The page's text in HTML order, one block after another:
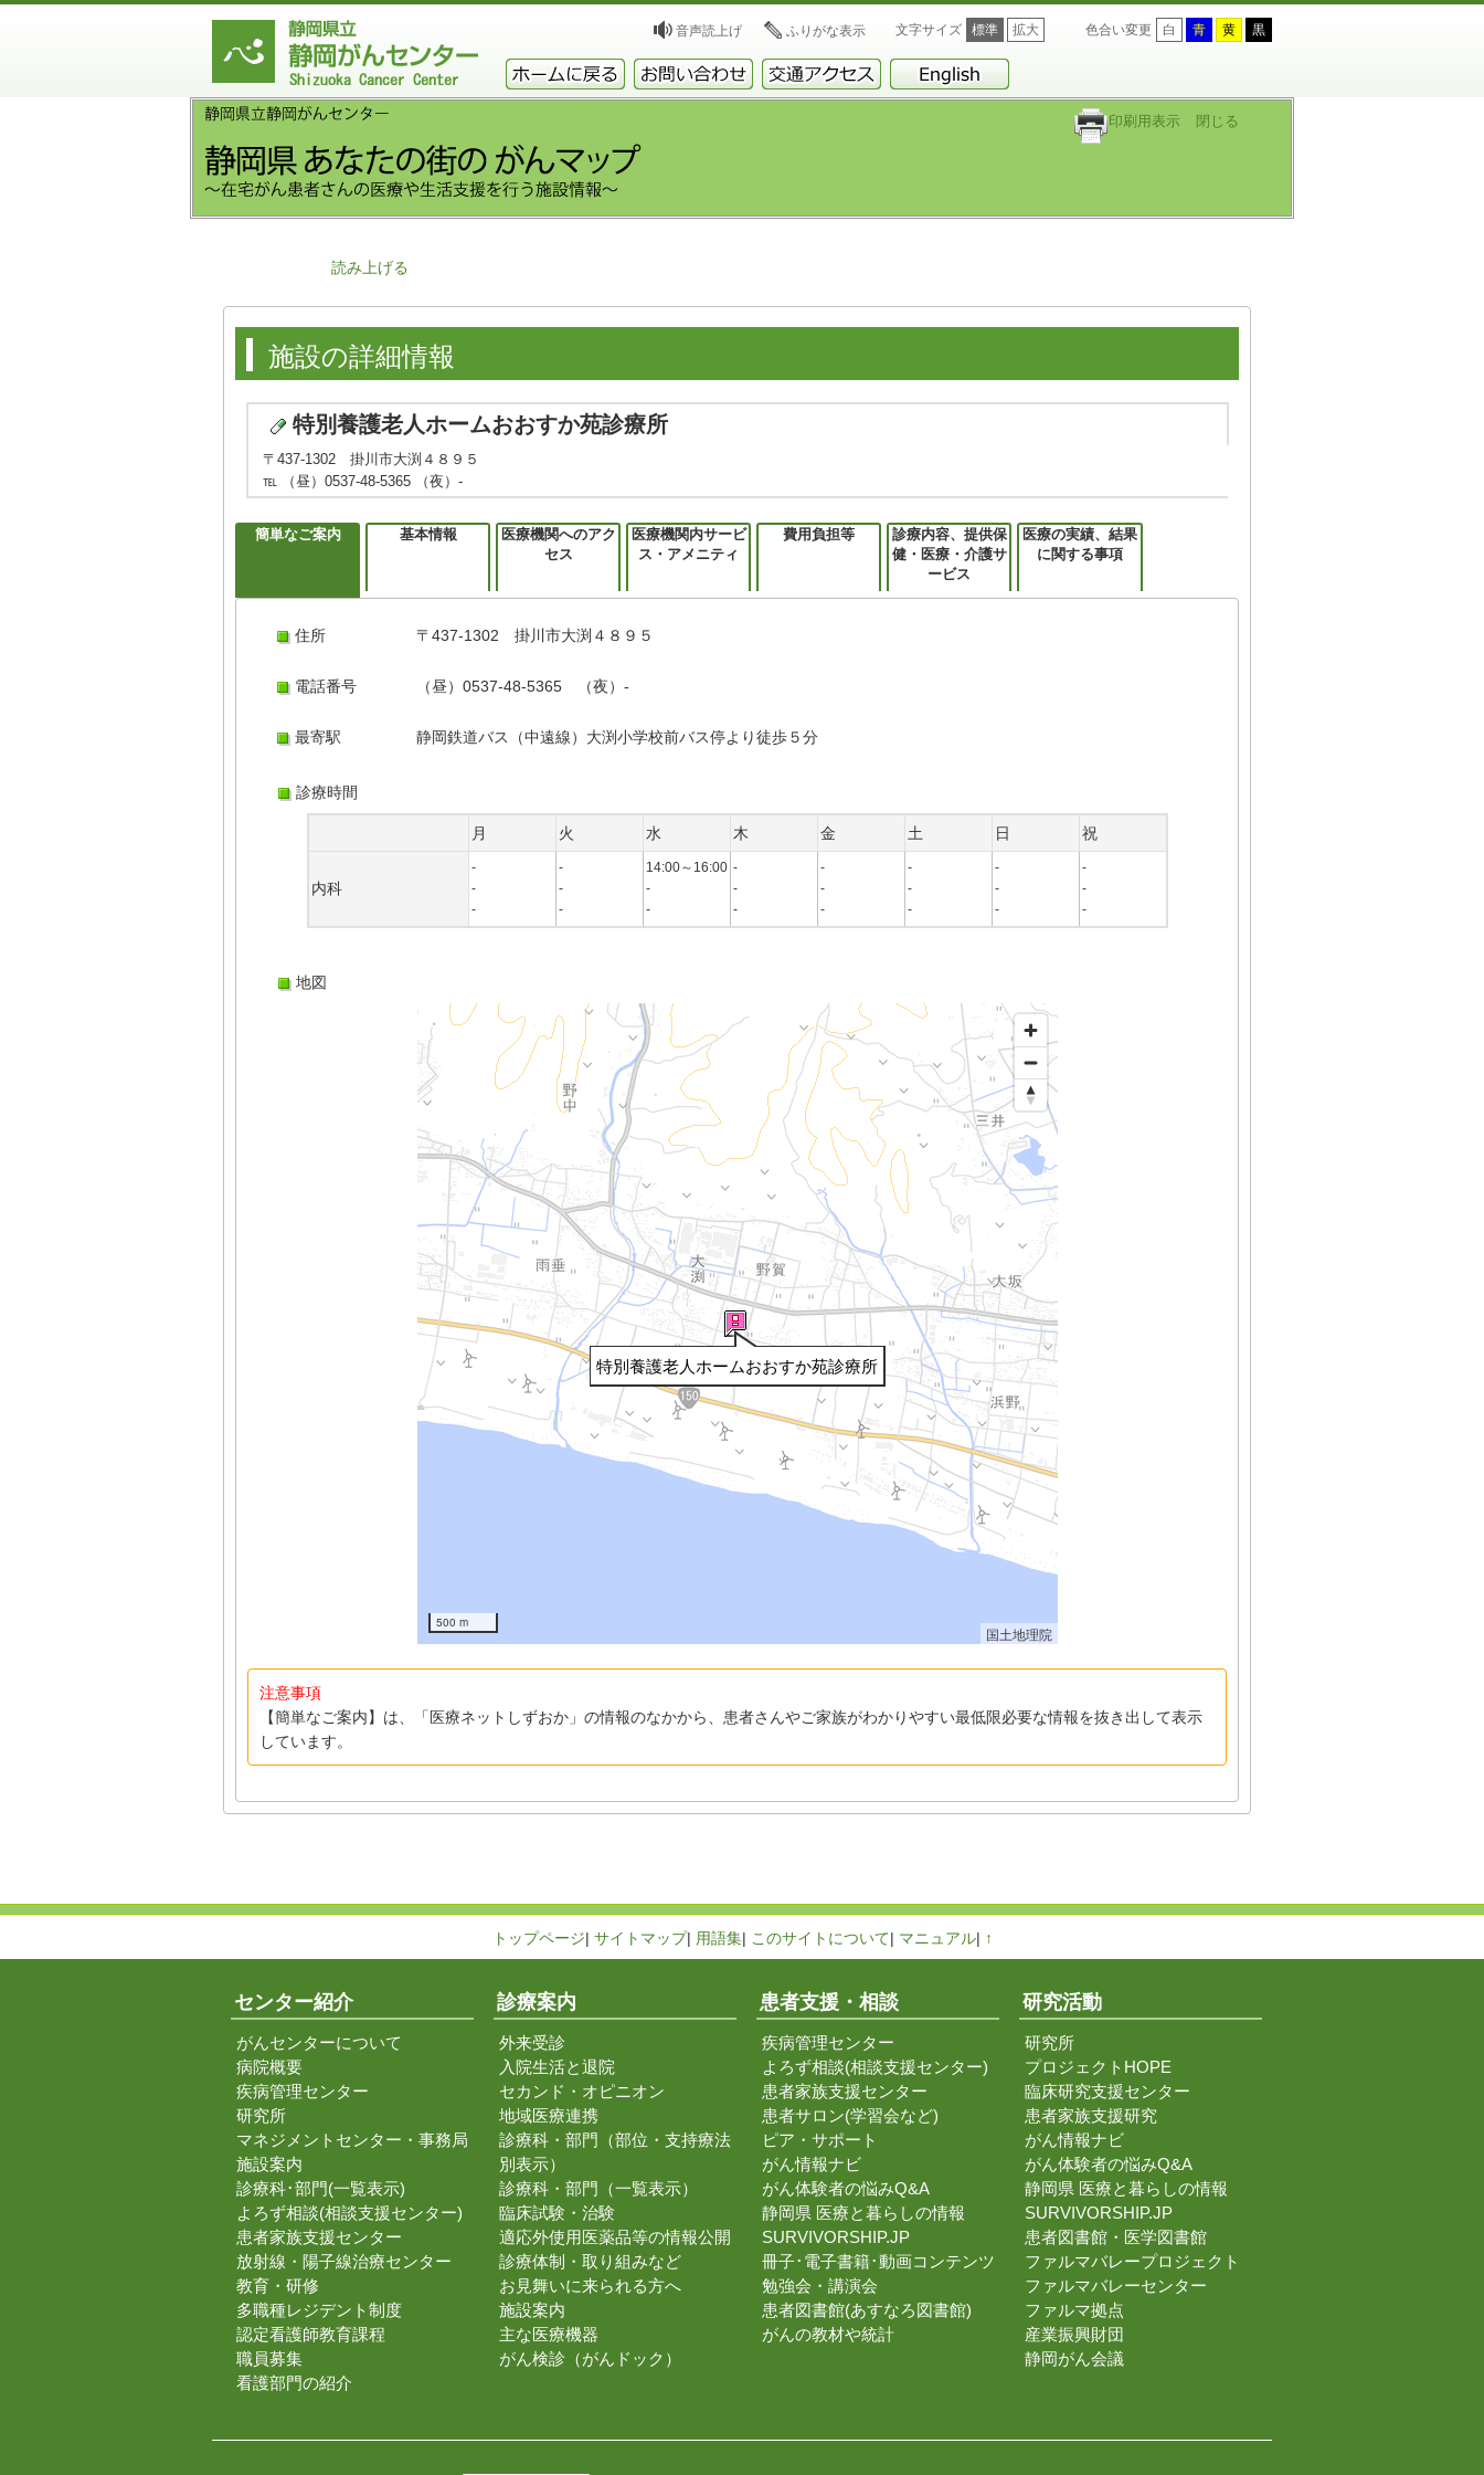
音声読上げ ふりがな表示 文字サイズ 標準 拡大 色合い変更 白 青 黄 黒
印刷用表示 閉じる
読み上げる
施設の詳細情報
特別養護老人ホームおおすか苑診療所
〒437-1302 掛川市大渕４８９５
℡ （昼）0537-48-5365 （夜）-
簡単なご案内 基本情報
医療機関へのアク
セス
医療機関内サービ
ス・アメニティ
費用負担等
診療内容、提供保
健・医療・介護サ
ービス
医療の実績、結果
に関する事項
住所 〒437-1302 掛川市大渕４８９５
電話番号 （昼）0537-48-5365 （夜）-
最寄駅 静岡鉄道バス（中遠線）大渕小学校前バス停より徒歩５分
診療時間
月 火 水 木 金 土 日 祝
内科
-
-
-
-
-
-
14:00～16:00
-
-
-
-
-
-
-
-
-
-
-
-
-
-
-
-
-
地図
特別養護老人ホームおおすか苑診療所
500 m
国土地理院
注意事項
【簡単なご案内】は、「医療ネットしずおか」の情報のなかから、患者さんやご家族がわかりやすい最低限必要な情報を抜き出して表示
しています。
トップページ| サイトマップ| 用語集| このサイトについて| マニュアル| ↑
センター紹介
がんセンターについて
病院概要
疾病管理センター
研究所
マネジメントセンター・事務局
施設案内
診療科･部門(一覧表示)
よろず相談(相談支援センター)
患者家族支援センター
放射線・陽子線治療センター
教育・研修
多職種レジデント制度
認定看護師教育課程
職員募集
看護部門の紹介
診療案内
外来受診
入院生活と退院
セカンド・オピニオン
地域医療連携
診療科・部門（部位・支持療法
別表示）
診療科・部門（一覧表示）
臨床試験・治験
適応外使用医薬品等の情報公開
診療体制・取り組みなど
お見舞いに来られる方へ
施設案内
主な医療機器
がん検診（がんドック）
患者支援・相談
疾病管理センター
よろず相談(相談支援センター)
患者家族支援センター
患者サロン(学習会など)
ピア・サポート
がん情報ナビ
がん体験者の悩みQ&A
静岡県 医療と暮らしの情報
SURVIVORSHIP.JP
冊子･電子書籍･動画コンテンツ
勉強会・講演会
患者図書館(あすなろ図書館)
がんの教材や統計
研究活動
研究所
プロジェクトHOPE
臨床研究支援センター
患者家族支援研究
がん情報ナビ
がん体験者の悩みQ&A
静岡県 医療と暮らしの情報
SURVIVORSHIP.JP
患者図書館・医学図書館
ファルマバレープロジェクト
ファルマバレーセンター
ファルマ拠点
産業振興財団
静岡がん会議